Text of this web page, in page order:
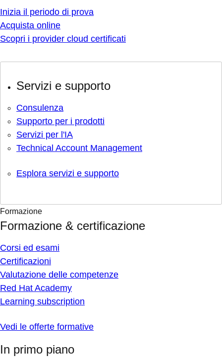
Inizia il periodo di prova
Acquista online
Scopri i provider cloud certificati
Servizi e supporto
Consulenza
Supporto per i prodotti
Servizi per l'IA
Technical Account Management
Esplora servizi e supporto
Formazione
Formazione & certificazione
Corsi ed esami
Certificazioni
Valutazione delle competenze
Red Hat Academy
Learning subscription
Vedi le offerte formative
In primo piano